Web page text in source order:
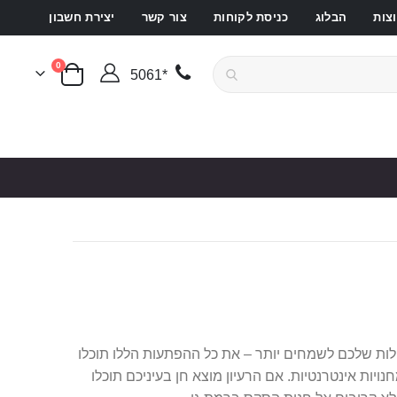
הבלוג כניסת לקוחות צור קשר יצירת חשבון
*5061
סל קניות
0פריטים
שלכם לשמחים יותר – את כל ההפתעות הללו תוכלו
אינטרנטיות. אם הרעיון מוצא חן בעיניכם תוכלו